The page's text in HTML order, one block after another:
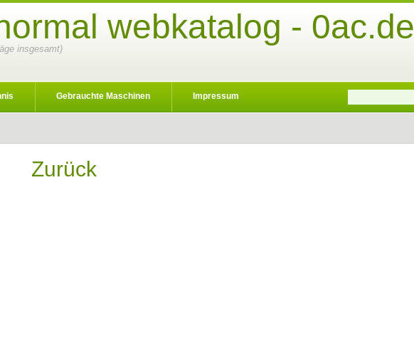
webkatalog - 0ac.de
insgesamt)
Gebrauchte Maschinen Impressum
Zurück